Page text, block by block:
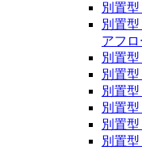
別置
別置
アフロ
別置
別置
別置
別置
別置
別置